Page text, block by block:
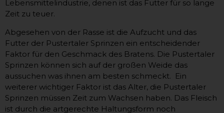
Lebensmittelindustrie, denen ist das Futter für so lange
Zeit zu teuer.
Abgesehen von der Rasse ist die Aufzucht und das
Futter der Pustertaler Sprinzen ein entscheidender
Faktor für den Geschmack des Bratens. Die Pustertaler
Sprinzen können sich auf der großen Weide das
aussuchen was ihnen am besten schmeckt. Ein
weiterer wichtiger Faktor ist das Alter, die Pustertaler
Sprinzen müssen Zeit zum Wachsen haben. Das Fleisch
ist durch die artgerechte Haltungsform noch